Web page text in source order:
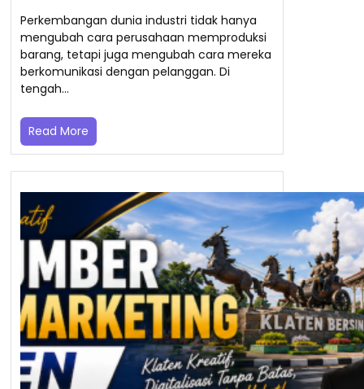
Perkembangan dunia industri tidak hanya
mengubah cara perusahaan memproduksi
barang, tetapi juga mengubah cara mereka
berkomunikasi dengan pelanggan. Di
tengah…
Read More